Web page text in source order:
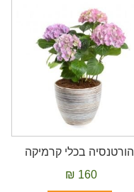
הורטנסיה בכלי קרמיקה
160 ₪